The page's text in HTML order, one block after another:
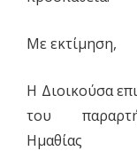
Με εκτίμηση,
Η Διοικούσα
του
Ημαθίας